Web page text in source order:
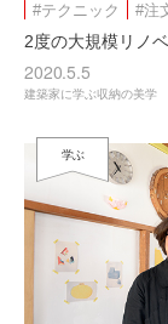
#テクニック #注
2度の大規模リノ
2020.5.5
建築家に学ぶ収納の美学
学ぶ